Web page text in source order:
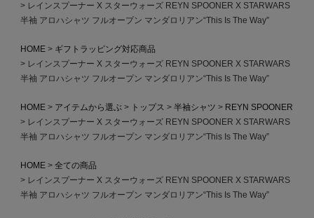
レインスプーナー X スターウォーズ REYN SPOONER X STARWARS
半袖 アロハシャツ フルオープン マンダロリアン“This Is The Way”
HOME
ギフトラッピング対応商品
レインスプーナー X スターウォーズ REYN SPOONER X STARWARS
半袖 アロハシャツ フルオープン マンダロリアン“This Is The Way”
HOME アイテムから選ぶ トップス 半袖シャツ
REYN SPOONER
レインスプーナー X スターウォーズ REYN SPOONER X STARWARS
半袖 アロハシャツ フルオープン マンダロリアン“This Is The Way”
HOME
全ての商品
レインスプーナー X スターウォーズ REYN SPOONER X STARWARS
半袖 アロハシャツ フルオープン マンダロリアン“This Is The Way”